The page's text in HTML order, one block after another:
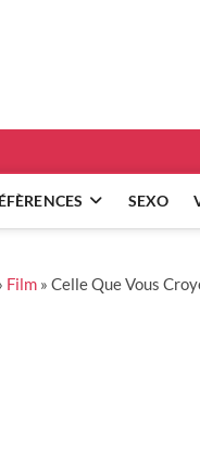
SEXO
Film » Celle Que Vous